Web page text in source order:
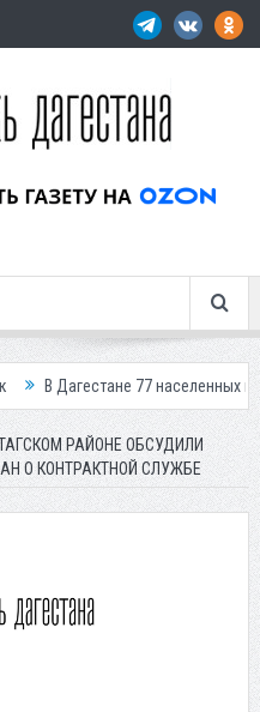
77 населенных пунктов
РАЙОНЕ ОБСУДИЛИ
О КОНТРАКТНОЙ СЛУЖБЕ